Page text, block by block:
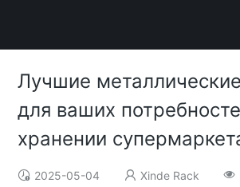
Лучшие
для ваших
хранении
2025-05-04 Xinde Rack